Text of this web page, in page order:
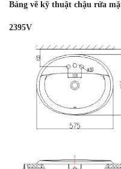
Bảng vẽ kỹ thuật chậu rửa
2395V